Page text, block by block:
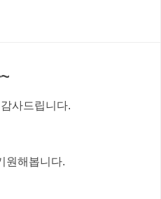
사드립니다.
원해봅니다.